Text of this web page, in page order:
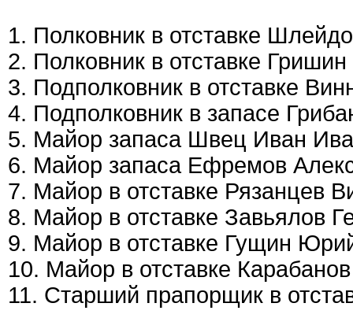
1. Полковник в отставке
2. Полковник в отставке
3. Подполковник в отставке
4. Подполковник в запасе
5. Майор запаса Швец Иван
6. Майор запаса Ефремов
7. Майор в отставке Рязанцев
8. Майор в отставке Завьялов
9. Майор в отставке Гущин
10. Майор в отставке
11. Старший прапорщик в